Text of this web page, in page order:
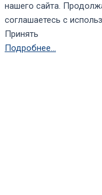
нашего сайта.
соглашаетесь с
Принять
Подробнее…